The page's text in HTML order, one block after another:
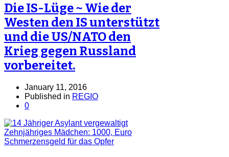
Die IS-Lüge ~ Wie der
Westen den IS unterstützt
und die US/NATO den
Krieg gegen Russland
vorbereitet.
January 11, 2016
Published in REGIO
0